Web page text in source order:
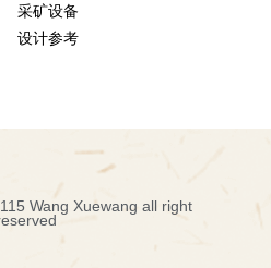
采矿设备
设计参考
Wang Xuewang all right